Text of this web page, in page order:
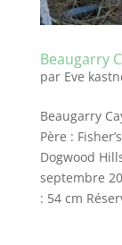
Beaugarry
par Eve
Beaugarry
Père :
Dogwood
septembre
: 54 cm